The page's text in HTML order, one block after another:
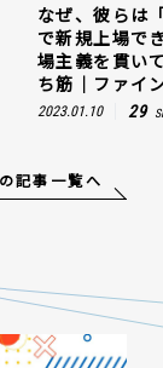
なぜ、彼らは
で新規上場で
場主義を貫い
ち筋｜ファイ
2023.01.10 29
記事一覧へ